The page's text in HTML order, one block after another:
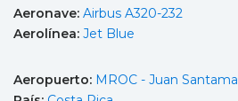
Aeronave: Airbus A320-232
Aerolínea: Jet Blue
Aeropuerto: MROC - Juan